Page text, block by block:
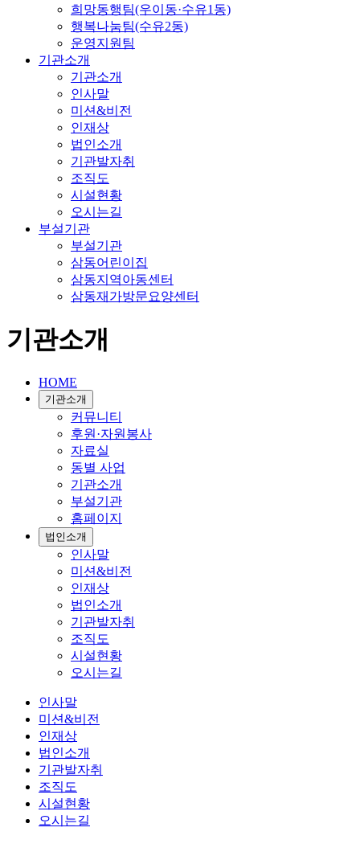
희망동행팀(우이동·수유1동)
행복나눔팀(수유2동)
운영지원팀
기관소개
기관소개
인사말
미션&비전
인재상
법인소개
기관발자취
조직도
시설현황
오시는길
부설기관
부설기관
삼동어린이집
삼동지역아동센터
삼동재가방문요양센터
기관소개
HOME
기관소개
커뮤니티
후원·자원봉사
자료실
동별 사업
기관소개
부설기관
홈페이지
법인소개
인사말
미션&비전
인재상
법인소개
기관발자취
조직도
시설현황
오시는길
인사말
미션&비전
인재상
법인소개
기관발자취
조직도
시설현황
오시는길